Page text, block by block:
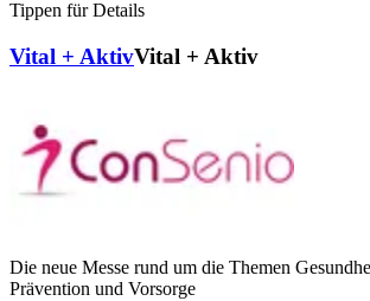
Tippen für Details
Vital + AktivVital + Aktiv
Die neue Messe rund um die Themen
Prävention und Vorsorge